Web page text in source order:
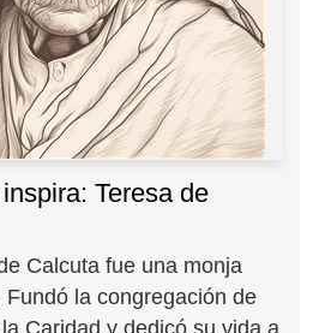
Teresa de
Calcuta fue una monja
la congregación de